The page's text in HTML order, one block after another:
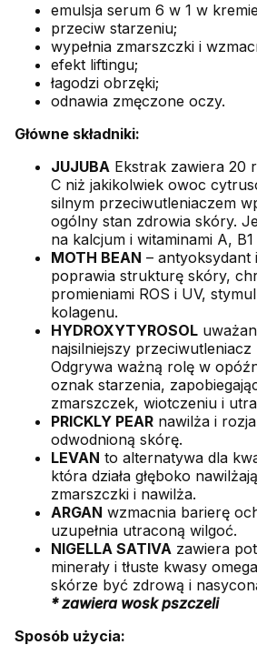
emulsja serum 6 w 1 w
przeciw starzeniu;
wypełnia zmarszczki i
efekt liftingu;
łagodzi obrzęki;
odnawia zmęczone oczy.
Główne składniki:
JUJUBA Ekstrak zawiera 20
C niż jakikolwiek owoc
silnym przeciwutleniaczem
ogólny stan zdrowia skóry.
na kalcjum i witaminami A, В1
MOTH BEAN – antyoksydant
poprawia strukturę skóry,
promieniami ROS i UV,
kolagenu.
HYDROXYTYROSOL
najsilniejszy przeciwutleniacz
Odgrywa ważną rolę w
oznak starzenia,
zmarszczek, wiotczeniu i
PRICKLY PEAR nawilża i
odwodnioną skórę.
LEVAN to alternatywa dla
która działa głęboko
zmarszczki i nawilża.
ARGAN wzmacnia barierę
uzupełnia utraconą wilgoć.
NIGELLA SATIVA zawiera
minerały i tłuste kwasy
skórze być zdrową i
* zawiera wosk pszczeli
Sposób użycia: